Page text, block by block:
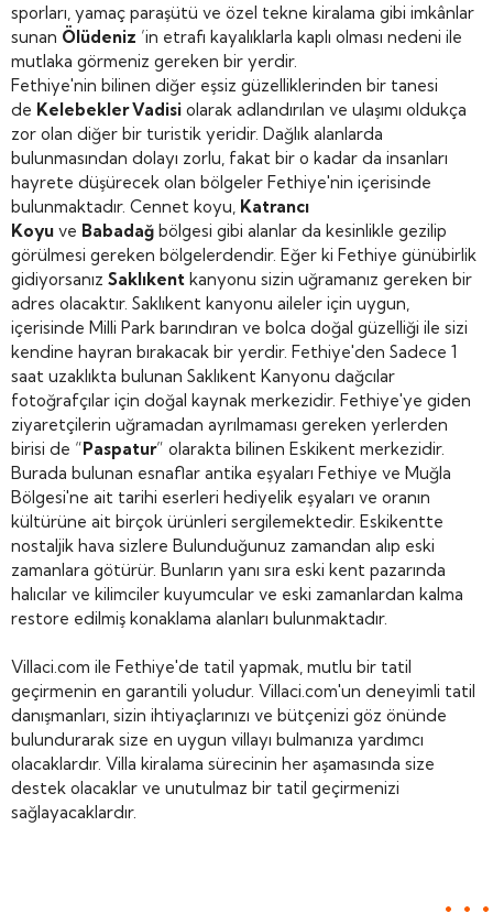
sporları, yamaç paraşütü ve özel tekne kiralama gibi imkânlar
sunan Ölüdeniz ’in etrafı kayalıklarla kaplı olması nedeni ile
mutlaka görmeniz gereken bir yerdir.
Fethiye'nin bilinen diğer eşsiz güzelliklerinden bir tanesi
de Kelebekler Vadisi olarak adlandırılan ve ulaşımı oldukça
zor olan diğer bir turistik yeridir. Dağlık alanlarda
bulunmasından dolayı zorlu, fakat bir o kadar da insanları
hayrete düşürecek olan bölgeler Fethiye'nin içerisinde
bulunmaktadır. Cennet koyu, Katrancı
Koyu ve Babadağ bölgesi gibi alanlar da kesinlikle gezilip
görülmesi gereken bölgelerdendir. Eğer ki Fethiye günübirlik
gidiyorsanız Saklıkent kanyonu sizin uğramanız gereken bir
adres olacaktır. Saklıkent kanyonu aileler için uygun,
içerisinde Milli Park barındıran ve bolca doğal güzelliği ile sizi
kendine hayran bırakacak bir yerdir. Fethiye'den Sadece 1
saat uzaklıkta bulunan Saklıkent Kanyonu dağcılar
fotoğrafçılar için doğal kaynak merkezidir. Fethiye'ye giden
ziyaretçilerin uğramadan ayrılmaması gereken yerlerden
birisi de “Paspatur” olarakta bilinen Eskikent merkezidir.
Burada bulunan esnaflar antika eşyaları Fethiye ve Muğla
Bölgesi'ne ait tarihi eserleri hediyelik eşyaları ve oranın
kültürüne ait birçok ürünleri sergilemektedir. Eskikentte
nostaljik hava sizlere Bulunduğunuz zamandan alıp eski
zamanlara götürür. Bunların yanı sıra eski kent pazarında
halıcılar ve kilimciler kuyumcular ve eski zamanlardan kalma
restore edilmiş konaklama alanları bulunmaktadır.
Villaci.com ile Fethiye'de tatil yapmak, mutlu bir tatil
geçirmenin en garantili yoludur. Villaci.com'un deneyimli tatil
danışmanları, sizin ihtiyaçlarınızı ve bütçenizi göz önünde
bulundurarak size en uygun villayı bulmanıza yardımcı
olacaklardır. Villa kiralama sürecinin her aşamasında size
destek olacaklar ve unutulmaz bir tatil geçirmenizi
sağlayacaklardır.